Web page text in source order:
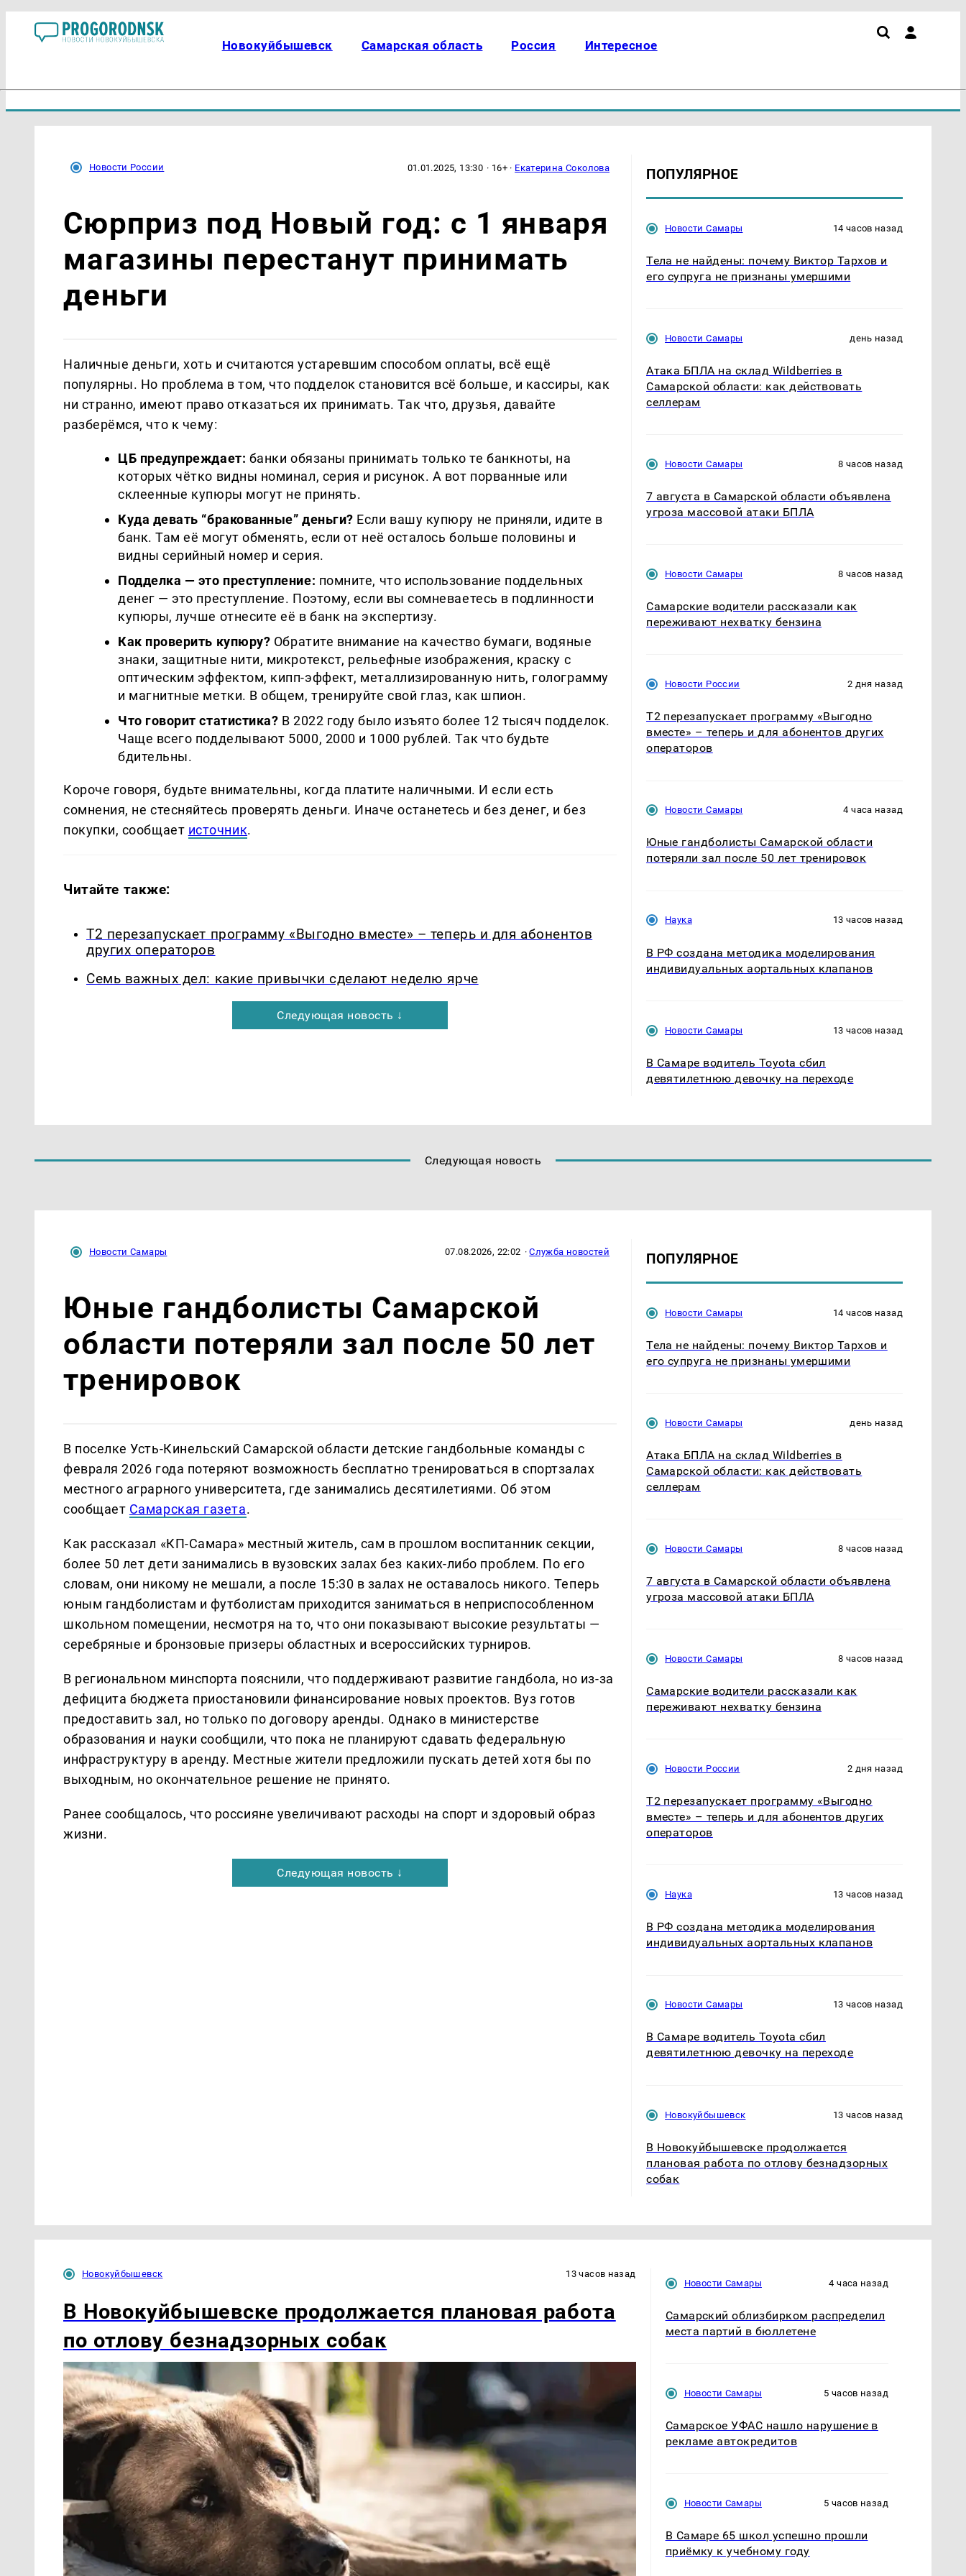
Новокуйбышевск Самарская область Россия Интересное
Новости России 01.01.2025, 13:30 · 16+ · Екатерина Соколова
Сюрприз под Новый год: с 1 января
магазины перестанут принимать
деньги
Наличные деньги, хоть и считаются устаревшим способом оплаты, всё ещё
популярны. Но проблема в том, что подделок становится всё больше, и кассиры, как
ни странно, имеют право отказаться их принимать. Так что, друзья, давайте
разберёмся, что к чему:
ЦБ предупреждает: банки обязаны принимать только те банкноты, на
которых чётко видны номинал, серия и рисунок. А вот порванные или
склеенные купюры могут не принять.
Куда девать “бракованные” деньги? Если вашу купюру не приняли, идите в
банк. Там её могут обменять, если от неё осталось больше половины и
видны серийный номер и серия.
Подделка — это преступление: помните, что использование поддельных
денег — это преступление. Поэтому, если вы сомневаетесь в подлинности
купюры, лучше отнесите её в банк на экспертизу.
Как проверить купюру? Обратите внимание на качество бумаги, водяные
знаки, защитные нити, микротекст, рельефные изображения, краску с
оптическим эффектом, кипп-эффект, металлизированную нить, голограмму
и магнитные метки. В общем, тренируйте свой глаз, как шпион.
Что говорит статистика? В 2022 году было изъято более 12 тысяч подделок.
Чаще всего подделывают 5000, 2000 и 1000 рублей. Так что будьте
бдительны.
Короче говоря, будьте внимательны, когда платите наличными. И если есть
сомнения, не стесняйтесь проверять деньги. Иначе останетесь и без денег, и без
покупки, сообщает источник.
Читайте также:
Т2 перезапускает программу «Выгодно вместе» – теперь и для абонентов
других операторов
Семь важных дел: какие привычки сделают неделю ярче
Следующая новость ↓
ПОПУЛЯРНОЕ
Новости Самары 14 часов назад
Тела не найдены: почему Виктор Тархов и
его супруга не признаны умершими
Новости Самары день назад
Атака БПЛА на склад Wildberries в
Самарской области: как действовать
селлерам
Новости Самары 8 часов назад
7 августа в Самарской области объявлена
угроза массовой атаки БПЛА
Новости Самары 8 часов назад
Самарские водители рассказали как
переживают нехватку бензина
Новости России 2 дня назад
Т2 перезапускает программу «Выгодно
вместе» – теперь и для абонентов других
операторов
Новости Самары 4 часа назад
Юные гандболисты Самарской области
потеряли зал после 50 лет тренировок
Наука 13 часов назад
В РФ создана методика моделирования
индивидуальных аортальных клапанов
Новости Самары 13 часов назад
В Самаре водитель Toyota сбил
девятилетнюю девочку на переходе
Следующая новость
Новости Самары 07.08.2026, 22:02 ·Служба новостей
Юные гандболисты Самарской
области потеряли зал после 50 лет
тренировок
В поселке Усть-Кинельский Самарской области детские гандбольные команды с
февраля 2026 года потеряют возможность бесплатно тренироваться в спортзалах
местного аграрного университета, где занимались десятилетиями. Об этом
сообщает Самарская газета.
Как рассказал «КП-Самара» местный житель, сам в прошлом воспитанник секции,
более 50 лет дети занимались в вузовских залах без каких-либо проблем. По его
словам, они никому не мешали, а после 15:30 в залах не оставалось никого. Теперь
юным гандболистам и футболистам приходится заниматься в неприспособленном
школьном помещении, несмотря на то, что они показывают высокие результаты —
серебряные и бронзовые призеры областных и всероссийских турниров.
В региональном минспорта пояснили, что поддерживают развитие гандбола, но из-за
дефицита бюджета приостановили финансирование новых проектов. Вуз готов
предоставить зал, но только по договору аренды. Однако в министерстве
образования и науки сообщили, что пока не планируют сдавать федеральную
инфраструктуру в аренду. Местные жители предложили пускать детей хотя бы по
выходным, но окончательное решение не принято.
Ранее сообщалось, что россияне увеличивают расходы на спорт и здоровый образ
жизни.
Следующая новость ↓
ПОПУЛЯРНОЕ
Новости Самары 14 часов назад
Тела не найдены: почему Виктор Тархов и
его супруга не признаны умершими
Новости Самары день назад
Атака БПЛА на склад Wildberries в
Самарской области: как действовать
селлерам
Новости Самары 8 часов назад
7 августа в Самарской области объявлена
угроза массовой атаки БПЛА
Новости Самары 8 часов назад
Самарские водители рассказали как
переживают нехватку бензина
Новости России 2 дня назад
Т2 перезапускает программу «Выгодно
вместе» – теперь и для абонентов других
операторов
Наука 13 часов назад
В РФ создана методика моделирования
индивидуальных аортальных клапанов
Новости Самары 13 часов назад
В Самаре водитель Toyota сбил
девятилетнюю девочку на переходе
Новокуйбышевск 13 часов назад
В Новокуйбышевске продолжается
плановая работа по отлову безнадзорных
собак
Новокуйбышевск 13 часов назад
В Новокуйбышевске продолжается плановая работа
по отлову безнадзорных собак
Новости Самары 4 часа назад
Самарский облизбирком распределил
места партий в бюллетене
Новости Самары 5 часов назад
Самарское УФАС нашло нарушение в
рекламе автокредитов
Новости Самары 5 часов назад
В Самаре 65 школ успешно прошли
приёмку к учебному году